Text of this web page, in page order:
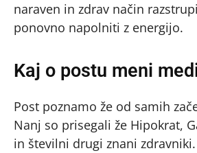
naraven in zdrav način
ponovno napolniti z energijo.
Kaj o postu meni
Post poznamo že od samih
Nanj so prisegali že Hipokrat,
in številni drugi znani